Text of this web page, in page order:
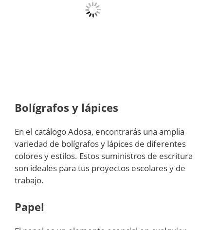
Bolígrafos y lápices
En el catálogo Adosa, encontrarás una amplia
variedad de bolígrafos y lápices de diferentes
colores y estilos. Estos suministros de escritura
son ideales para tus proyectos escolares y de
trabajo.
Papel